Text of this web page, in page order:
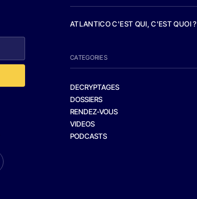
ATLANTICO C'EST QUI, C'EST QUOI ?
CATEGORIES
DECRYPTAGES
DOSSIERS
RENDEZ-VOUS
VIDEOS
PODCASTS